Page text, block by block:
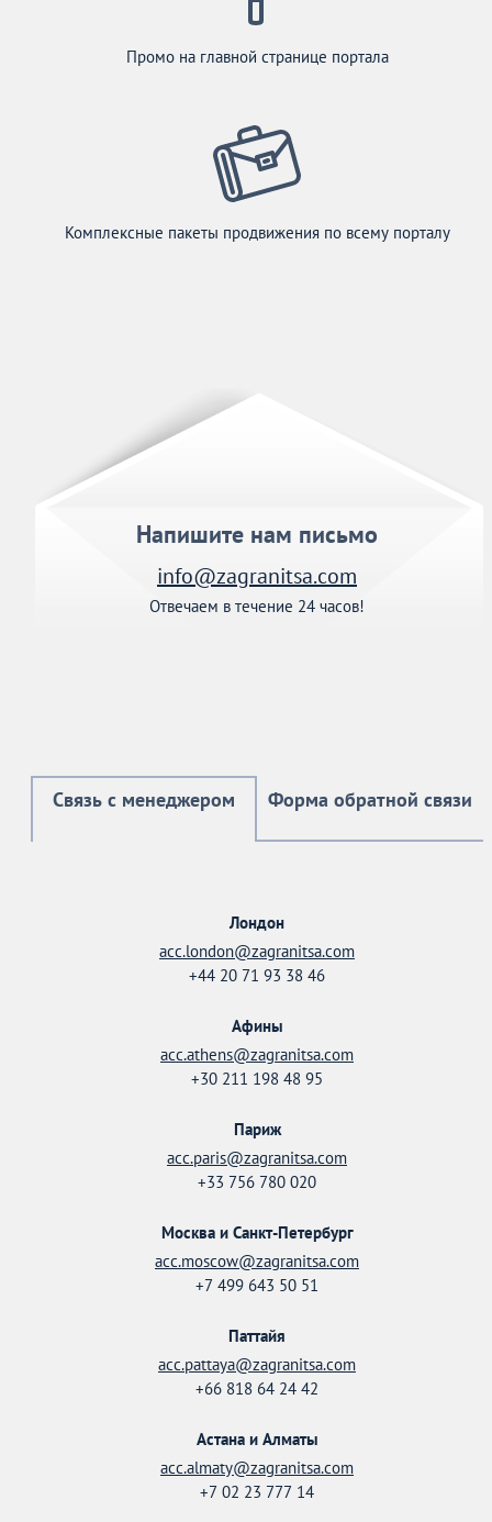
Промо на главной странице портала
Комплексные пакеты продвижения по всему порталу
Напишите нам письмо
info@zagranitsa.com
Отвечаем в течение 24 часов!
Связь с менеджером Форма обратной связи
Лондон
acc.london@zagranitsa.com
+44 20 71 93 38 46
Афины
acc.athens@zagranitsa.com
+30 211 198 48 95
Париж
acc.paris@zagranitsa.com
+33 756 780 020
Москва и Санкт-Петербург
acc.moscow@zagranitsa.com
+7 499 643 50 51
Паттайя
acc.pattaya@zagranitsa.com
+66 818 64 24 42
Астана и Алматы
acc.almaty@zagranitsa.com
+7 02 23 777 14